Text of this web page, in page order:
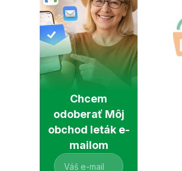
Chcem
odoberať Môj
obchod leták e-
mailom